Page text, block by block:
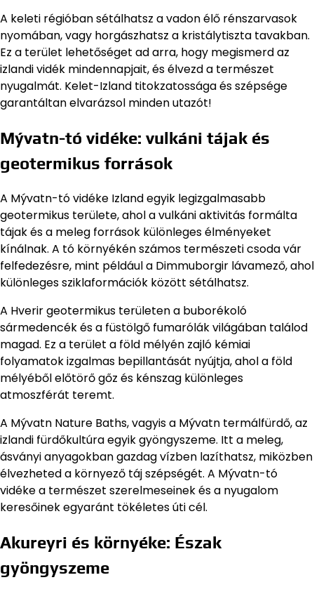
A keleti régióban sétálhatsz a vadon élő rénszarvasok
nyomában, vagy horgászhatsz a kristálytiszta tavakban.
Ez a terület lehetőséget ad arra, hogy megismerd az
izlandi vidék mindennapjait, és élvezd a természet
nyugalmát. Kelet-Izland titokzatossága és szépsége
garantáltan elvarázsol minden utazót!
Mývatn-tó vidéke: vulkáni tájak és
geotermikus források
A Mývatn-tó vidéke Izland egyik legizgalmasabb
geotermikus területe, ahol a vulkáni aktivitás formálta
tájak és a meleg források különleges élményeket
kínálnak. A tó környékén számos természeti csoda vár
felfedezésre, mint például a Dimmuborgir lávamező, ahol
különleges sziklaformációk között sétálhatsz.
A Hverir geotermikus területen a buborékoló
sármedencék és a füstölgő fumarólák világában találod
magad. Ez a terület a föld mélyén zajló kémiai
folyamatok izgalmas bepillantását nyújtja, ahol a föld
mélyéből előtörő gőz és kénszag különleges
atmoszférát teremt.
A Mývatn Nature Baths, vagyis a Mývatn termálfürdő, az
izlandi fürdőkultúra egyik gyöngyszeme. Itt a meleg,
ásványi anyagokban gazdag vízben lazíthatsz, miközben
élvezheted a környező táj szépségét. A Mývatn-tó
vidéke a természet szerelmeseinek és a nyugalom
keresőinek egyaránt tökéletes úti cél.
Akureyri és környéke: Észak
gyöngyszeme